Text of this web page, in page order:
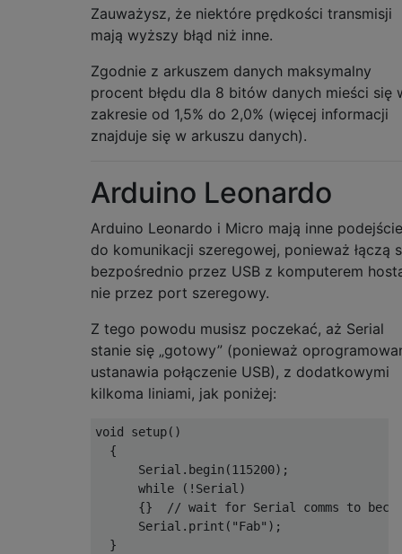
Zauważysz, że niektóre prędkości transmisji
mają wyższy błąd niż inne.
Zgodnie z arkuszem danych maksymalny
procent błędu dla 8 bitów danych mieści się
zakresie od 1,5% do 2,0% (więcej informacji
znajduje się w arkuszu danych).
Arduino Leonardo
Arduino Leonardo i Micro mają inne podejście
do komunikacji szeregowej, ponieważ łączą
bezpośrednio przez USB z komputerem
nie przez port szeregowy.
Z tego powodu musisz poczekać, aż Serial
stanie się „gotowy” (ponieważ
ustanawia połączenie USB), z dodatkowymi
kilkoma liniami, jak poniżej:
void setup()
{
Serial . begin (115200);
while
(! Serial )
{}
// wait for Serial comms to
Serial . print ( "Fab" );
}